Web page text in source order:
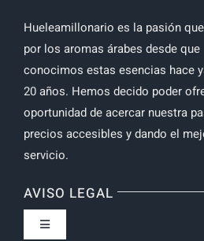
Hueleamillonario es la pasión
por los aromas árabes desde que
conocimos estas esencias hace
20 años. Hemos decido poder
oportunidad de acercar nuestra
precios accesibles y dando el
servicio.
AVISO LEGAL
Toggle